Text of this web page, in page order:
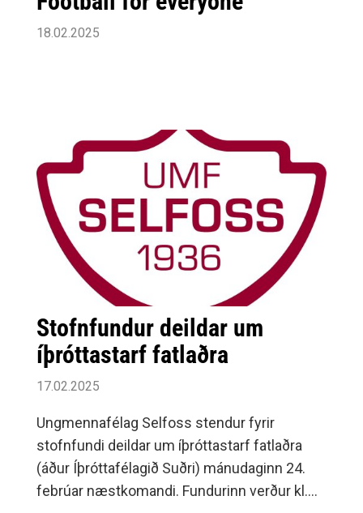
18.02.2025
Stofnfundur deildar um
íþróttastarf fatlaðra
17.02.2025
Ungmennafélag Selfoss stendur fyrir
stofnfundi deildar um íþróttastarf fatlaðra
(áður Íþróttafélagið Suðri) mánudaginn 24.
febrúar næstkomandi. Fundurinn verður kl.